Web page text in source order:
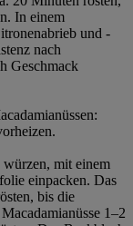
In einem
und -
nach
Geschmack
mit einem
einpacken. Das
bis die
1–2